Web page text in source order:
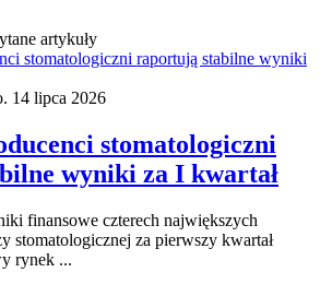
artykuły
14 lipca 2026
stomatologiczni
wyniki za I kwartał
finansowe czterech największych
stomatologicznej za pierwszy kwartał
rynek ...